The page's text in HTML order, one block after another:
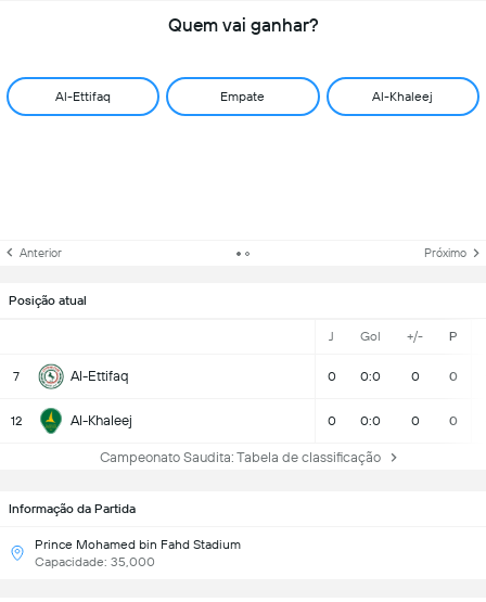
Quem vai ganhar?
Al-Ettifaq Empate Al-Khaleej
Anterior Próximo
Posição atual
J Gol +/- P
7 Al-Ettifaq 0 0:0 0 0
12 Al-Khaleej 0 0:0 0 0
Campeonato Saudita: Tabela de classificação
Informação da Partida
Prince Mohamed bin Fahd Stadium
Capacidade: 35,000